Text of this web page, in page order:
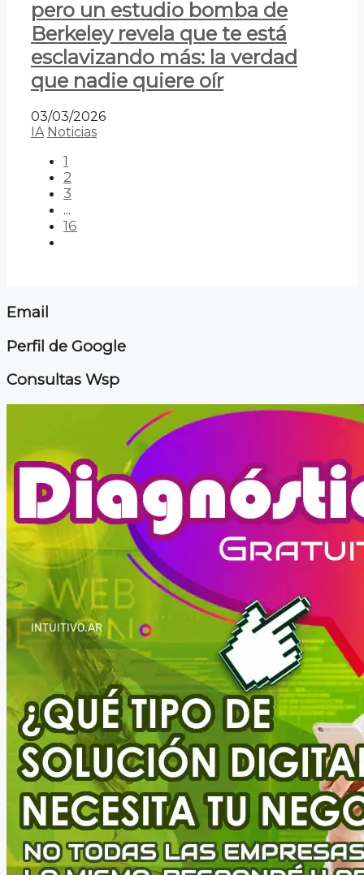
pero un estudio bomba de
Berkeley revela que te está
esclavizando más: la verdad
que nadie quiere oír
03/03/2026
IA Noticias
1
2
3
...
16
Email
Perfil de Google
Consultas Wsp